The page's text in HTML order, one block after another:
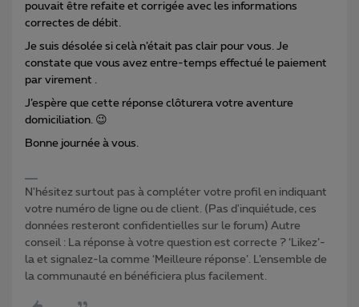
pouvait être refaite et corrigée avec les informations
correctes de débit.
Je suis désolée si celà n’était pas clair pour vous. Je
constate que vous avez entre-temps effectué le paiement
par virement .
J’espère que cette réponse clôturera votre aventure
domiciliation. 😉
Bonne journée à vous.
N'hésitez surtout pas à compléter votre profil en indiquant
votre numéro de ligne ou de client. (Pas d'inquiétude, ces
données resteront confidentielles sur le forum) Autre
conseil : La réponse à votre question est correcte ? ‘Likez’-
la et signalez-la comme ‘Meilleure réponse’. L’ensemble de
la communauté en bénéficiera plus facilement.